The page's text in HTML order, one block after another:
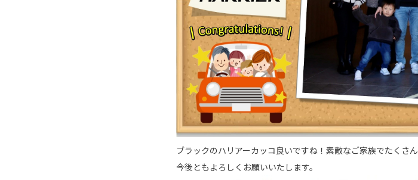
ブラックのハリアーカッコ良いですね！素敵なご家族でたくさ
今後ともよろしくお願いいたします。